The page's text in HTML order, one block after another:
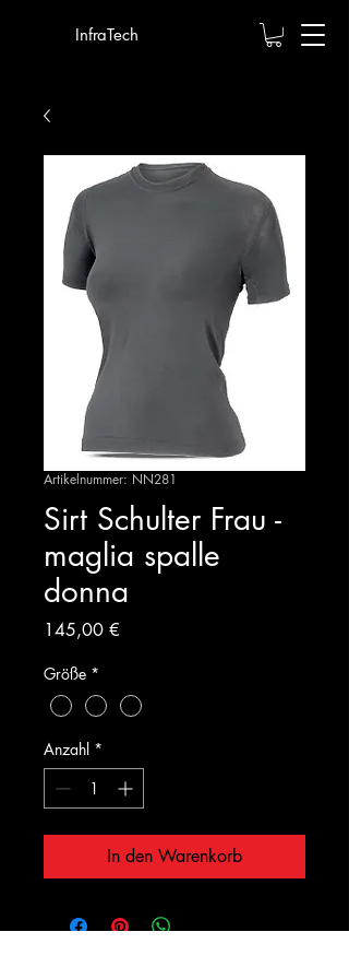
InfraTech
Artikelnummer: NN281
Sirt Schulter Frau -
maglia spalle
donna
145,00 €
Größe *
Anzahl *
In den Warenkorb